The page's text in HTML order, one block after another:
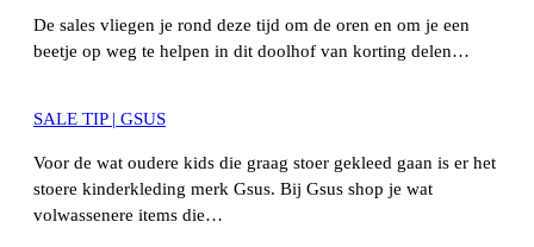
De sales vliegen je rond deze tijd om de oren en om je een
beetje op weg te helpen in dit doolhof van korting delen…
SALE TIP | GSUS
Voor de wat oudere kids die graag stoer gekleed gaan is er het
stoere kinderkleding merk Gsus. Bij Gsus shop je wat
volwassenere items die…